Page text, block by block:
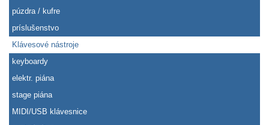
púzdra / kufre
príslušenstvo
Klávesové nástroje
keyboardy
elektr. piána
stage piána
MIDI/USB klávesnice